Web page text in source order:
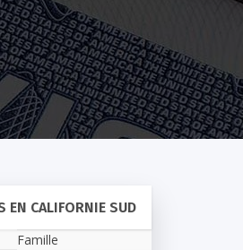
EN CALIFORNIE SUD
Famille